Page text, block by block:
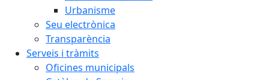
Urbanisme
Seu electrònica
Transparència
Serveis i tràmits
Oficines municipals